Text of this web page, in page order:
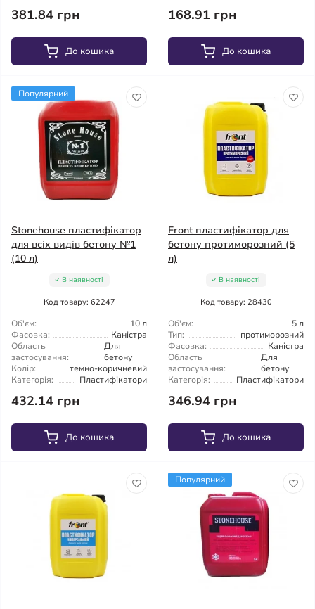
381.84 грн
До кошика
168.91 грн
До кошика
Популярний
Stonehouse пластифікатор
для всіх видів бетону №1
(10 л)
В наявності
Код товару: 62247
Об'єм:
10 л
Фасовка:
Каністра
Область
застосування:
Для
бетону
Колір:
темно-коричневий
Категорія:
Пластифікатори
432.14 грн
До кошика
Front пластифікатор для
бетону протиморозний (5
л)
В наявності
Код товару: 28430
Об'єм:
5 л
Тип:
протиморозний
Фасовка:
Каністра
Область
застосування:
Для
бетону
Категорія:
Пластифікатори
346.94 грн
До кошика
Популярний